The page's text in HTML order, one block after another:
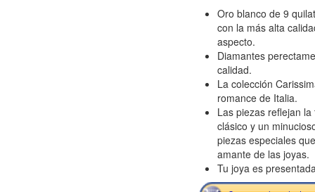
Oro blanco de 9
con la más alta
aspecto.
Diamantes
calidad.
La colección
romance de Italia.
Las piezas reflejan
clásico y un
piezas especiales
amante de las joyas.
Tu joya es